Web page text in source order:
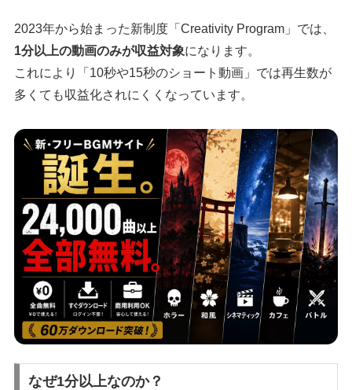
2023年から始まった新制度「Creativity Program」では、
1分以上の動画のみが収益対象になります。
これにより「10秒や15秒のショート動画」では再生数が
多くても収益化されにくくなっています。
なぜ1分以上なのか？